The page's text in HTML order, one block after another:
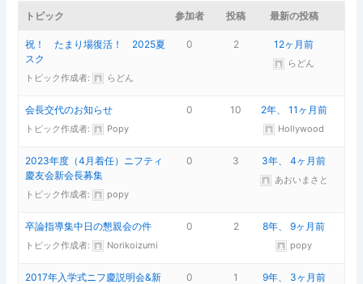
トピック 参加者 投稿 最新の投稿
祝！ たまり場復活！ 2025夏
スク
トピック作成者: らどん
0 2 12ヶ月前
らどん
会長交代のお知らせ
トピック作成者: Popy
0 10 2年、 11ヶ月前
Hollywood
2023年度（4月着任）ニフティ
慶友会新会長募集
トピック作成者: popy
0 3 3年、 4ヶ月前
あおいまさと
卒論指導集中日の懇親会の件
トピック作成者: Norikoizumi
0 2 8年、 9ヶ月前
popy
2017年入学式ニフ慶説明会&新
0 1 9年、 3ヶ月前